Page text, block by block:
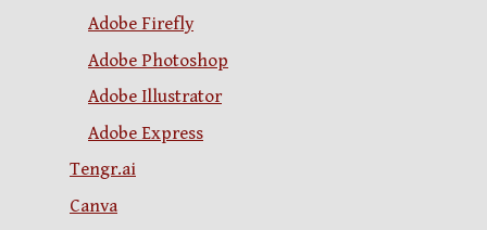
Adobe Firefly
Adobe Photoshop
Adobe Illustrator
Adobe Express
Tengr.ai
Canva